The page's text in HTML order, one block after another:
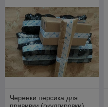
Черенки персика для